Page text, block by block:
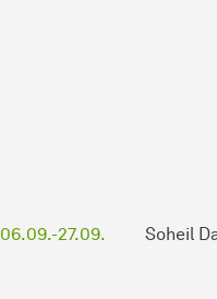
06.09.-27.09. Soheil